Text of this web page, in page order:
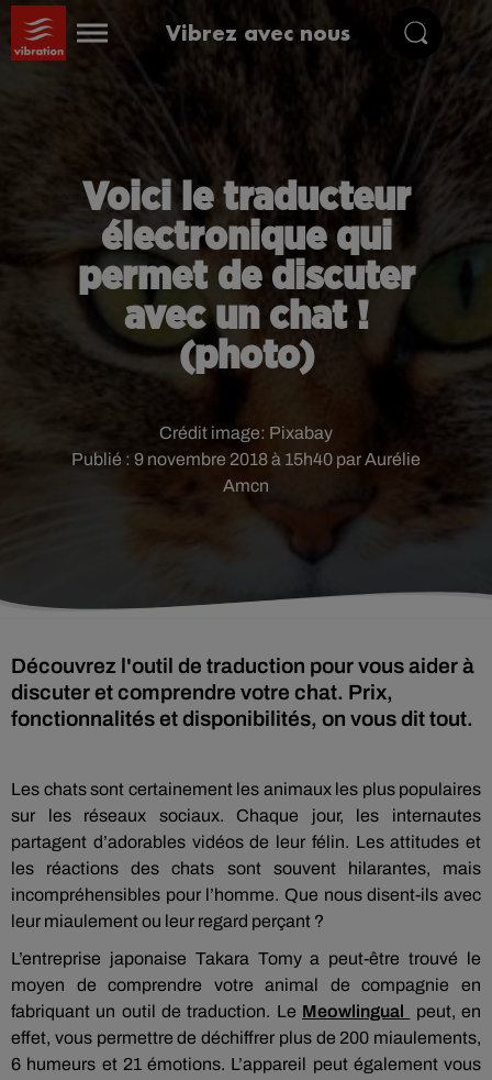
Vibrez avec nous
Voici le traducteur
électronique qui
permet de discuter
avec un chat !
(photo)
Publié : 9 novembre 2018 à 15h40 par Aurélie
Amcn
Crédit image: Pixabay
Découvrez l'outil de traduction pour vous aider à
discuter et comprendre votre chat. Prix,
fonctionnalités et disponibilités, on vous dit tout.
Les chats sont certainement les animaux les plus populaires
sur les réseaux sociaux.
Chaque jour, les internautes
partagent d’adorables vidéos de leur félin. Les attitudes et
les réactions des chats sont souvent hilarantes, mais
incompréhensibles pour l’homme. Que nous disent-ils avec
leur miaulement ou leur regard perçant ?
L’entreprise japonaise Takara Tomy a peut-être trouvé le
moyen de comprendre votre animal de compagnie en
fabriquant un outil de traduction. Le Meowlingual
peut, en
effet, vous permettre de déchiffrer plus de 200 miaulements,
6 humeurs et 21 émotions. L’appareil peut également vous